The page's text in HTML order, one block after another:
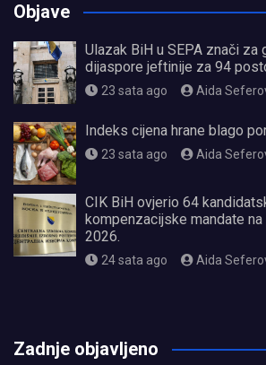
Objave
Ulazak BiH u SEPA znači za
dijaspore jeftinije za 94
23 sata ago Aida
Indeks cijena hrane blago
23 sata ago Aida
CIK BiH ovjerio 64
kompenzacijske mandate
2026.
24 sata ago Aida
Zadnje objavljeno